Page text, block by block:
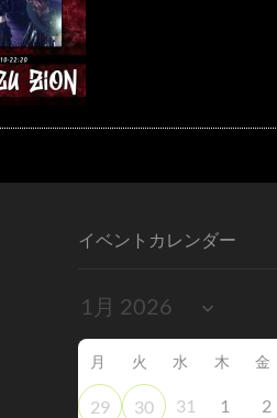
イベントカレンダー
月 火 水 木 金
29 30 31 1 2